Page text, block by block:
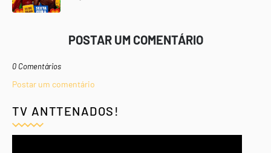
POSTAR UM COMENTÁRIO
0 Comentários
Postar um comentário
TV ANTTENADOS!